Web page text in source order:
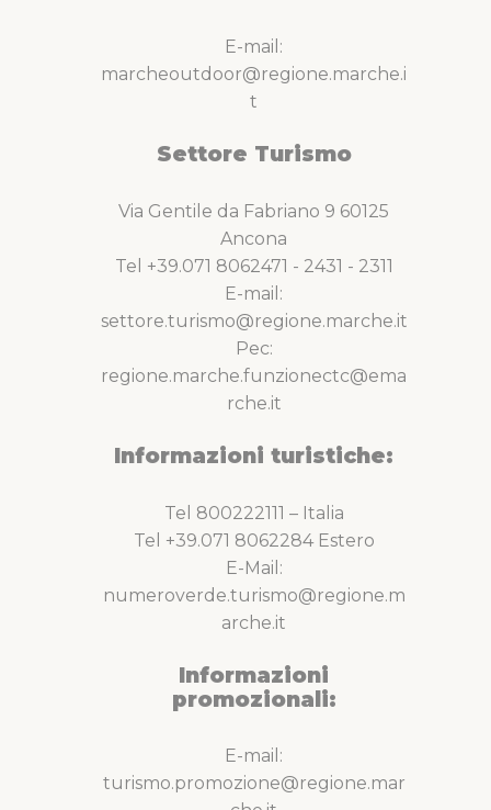
E-mail:
marcheoutdoor@regione.marche.i
t
Settore Turismo
Via Gentile da Fabriano 9 60125
Ancona
Tel +39.071 8062471 - 2431 - 2311
E-mail:
settore.turismo@regione.marche.it
Pec:
regione.marche.funzionectc@ema
rche.it
Informazioni turistiche:
Tel 800222111 – Italia
Tel +39.071 8062284 Estero
E-Mail:
numeroverde.turismo@regione.m
arche.it
Informazioni
promozionali:
E-mail:
turismo.promozione@regione.mar